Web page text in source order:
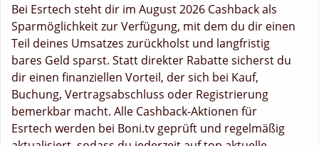
Bei Esrtech steht dir im August 2026 Cashback als
Sparmöglichkeit zur Verfügung, mit dem du dir einen
Teil deines Umsatzes zurückholst und langfristig
bares Geld sparst. Statt direkter Rabatte sicherst du
dir einen finanziellen Vorteil, der sich bei Kauf,
Buchung, Vertragsabschluss oder Registrierung
bemerkbar macht. Alle Cashback-Aktionen für
Esrtech werden bei Boni.tv geprüft und regelmäßig